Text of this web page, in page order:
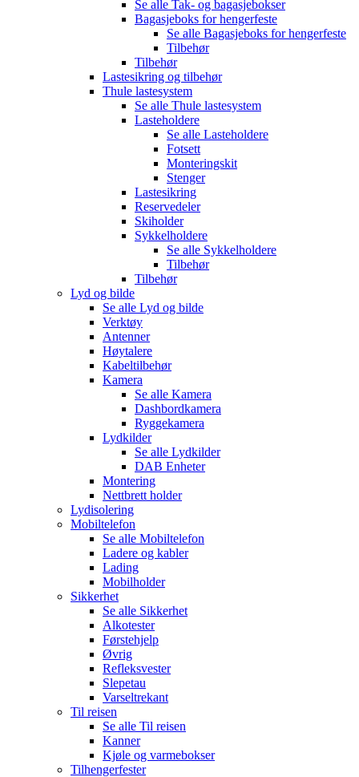
Se alle Tak- og bagasjebokser
Bagasjeboks for hengerfeste
Se alle Bagasjeboks for hengerfeste
Tilbehør
Tilbehør
Lastesikring og tilbehør
Thule lastesystem
Se alle Thule lastesystem
Lasteholdere
Se alle Lasteholdere
Fotsett
Monteringskit
Stenger
Lastesikring
Reservedeler
Skiholder
Sykkelholdere
Se alle Sykkelholdere
Tilbehør
Tilbehør
Lyd og bilde
Se alle Lyd og bilde
Verktøy
Antenner
Høytalere
Kabeltilbehør
Kamera
Se alle Kamera
Dashbordkamera
Ryggekamera
Lydkilder
Se alle Lydkilder
DAB Enheter
Montering
Nettbrett holder
Lydisolering
Mobiltelefon
Se alle Mobiltelefon
Ladere og kabler
Lading
Mobilholder
Sikkerhet
Se alle Sikkerhet
Alkotester
Førstehjelp
Øvrig
Refleksvester
Slepetau
Varseltrekant
Til reisen
Se alle Til reisen
Kanner
Kjøle og varmebokser
Tilhengerfester